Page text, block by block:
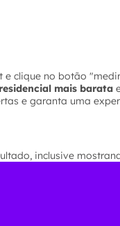
e clique no botão
mais barata
e garanta uma
inclusive